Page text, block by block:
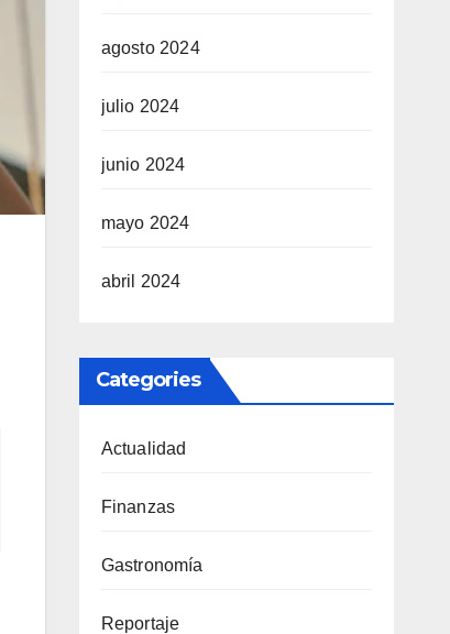
agosto 2024
julio 2024
junio 2024
mayo 2024
abril 2024
Categories
Actualidad
Finanzas
Gastronomía
Reportaje